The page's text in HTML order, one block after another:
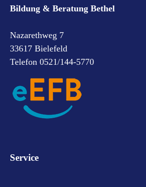
Bildung & Beratung Bethel
Nazarethweg 7
33617 Bielefeld
Telefon 0521/144-5770
Service